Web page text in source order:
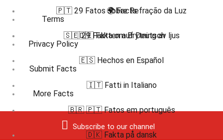
Terms
Privacy Policy
Submit Facts
More Facts
Subscribe to our channel
🇵🇹 29 Fatos sobre Refração da Luz
🇸🇪 29 Fakta om Brytning av ljus
🌍 Facts
🇩🇪 Fakten auf Deutsch
🇪🇸 Hechos en Español
🇮🇹 Fatti in Italiano
🇧🇷 🇵🇹 Fatos em português
🇩🇰 Fakta på dansk